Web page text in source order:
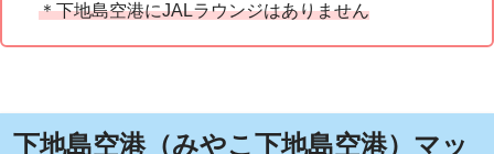
＊下地島空港にJALラウンジはありません
下地島空港（みやこ下地島空港）マッ